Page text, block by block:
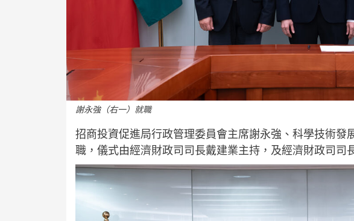
謝永強（右一）就職
招商投資促進局行政管理委員會主席謝永強、科學技術發
職，儀式由經濟財政司司長戴建業主持，及經濟財政司司